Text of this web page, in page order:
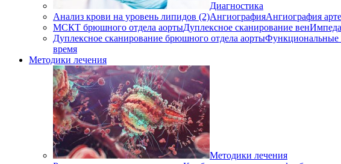
Диагностика
Анализ крови на уровень липидов (2)АнгиографияАнгиография
МСКТ брюшного отдела аортыДуплексное сканирование вен
Дуплексное сканирование брюшного отдела аортыФункциональные
время
Методики лечения
Методики лечения